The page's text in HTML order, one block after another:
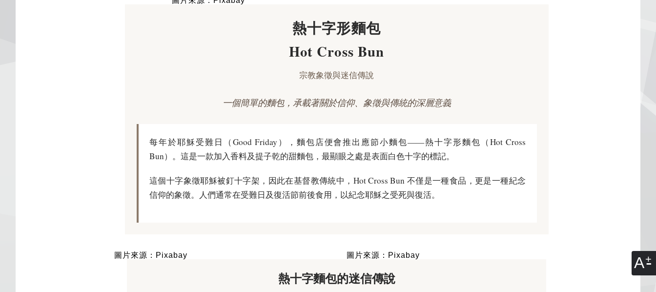
A
熱十字形麵包
Hot Cross Bun
宗教象徵與迷信傳說
一個簡單的麵包，承載著關於信仰、象徵與傳統的深層意義
每年於耶穌受難日（Good Friday），麵包店便會推出應節小麵包——熱十字形麵包（Hot Cross
Bun）。這是一款加入香料及提子乾的甜麵包，最顯眼之處是表面白色十字的標記。
這個十字象徵耶穌被釘十字架，因此在基督教傳統中，Hot Cross Bun 不僅是一種食品，更是一種紀念
信仰的象徵。人們通常在受難日及復活節前後食用，以紀念耶穌之受死與復活。
圖片來源：Pixabay 圖片來源：Pixabay
熱十字麵包的迷信傳說